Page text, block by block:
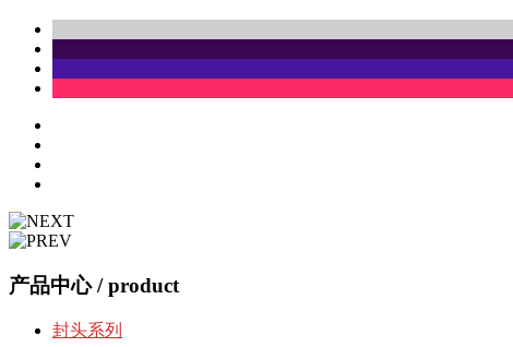
产品中心/ product
封头系列